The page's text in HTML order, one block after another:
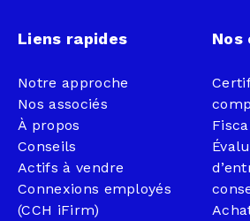
Liens rapides
Notre approche
Nos associés
À propos
Conseils
Actifs à vendre
Connexions employés
(CCH iFirm)
Nos